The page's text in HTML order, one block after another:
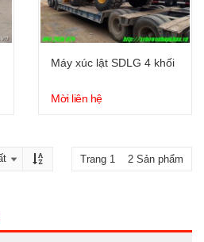
Máy xúc lật SDLG 4 khối
Mời liên hệ
Trang 1 2 Sản phẩm